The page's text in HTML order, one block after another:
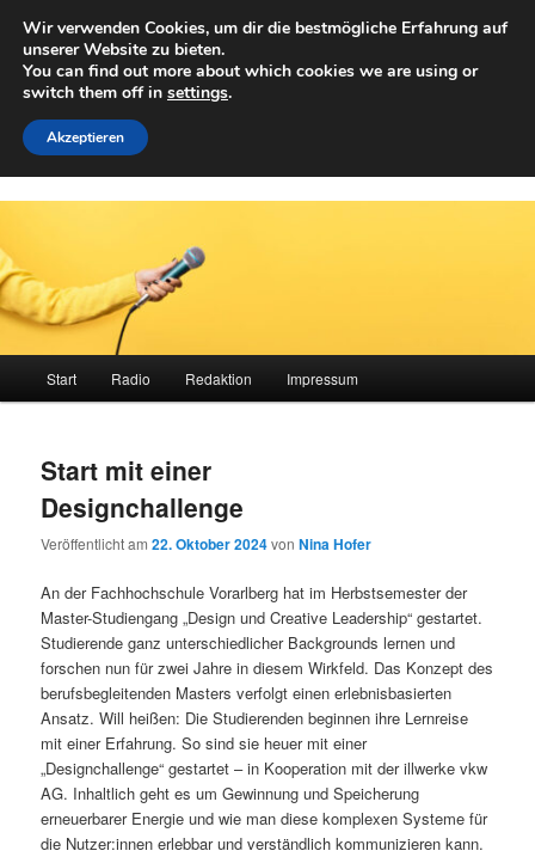
primären
Inhalt
springenAchwelle
Campus Medien der Fachhochschule Vorarlberg
Start Radio Redaktion Impressum
Start mit einer
Designchallenge
Veröffentlicht am22. Oktober 2024vonNina Hofer
An der Fachhochschule Vorarlberg hat im Herbstsemester der
Master-Studiengang „Design und Creative Leadership“ gestartet.
Studierende ganz unterschiedlicher Backgrounds lernen und
forschen nun für zwei Jahre in diesem Wirkfeld. Das Konzept des
berufsbegleitenden Masters verfolgt einen erlebnisbasierten
Ansatz. Will heißen: Die Studierenden beginnen ihre Lernreise
mit einer Erfahrung. So sind sie heuer mit einer
„Designchallenge“ gestartet – in Kooperation mit der illwerke vkw
AG. Inhaltlich geht es um Gewinnung und Speicherung
erneuerbarer Energie und wie man diese komplexen Systeme für
die Nutzer:innen erlebbar und verständlich kommunizieren kann.
Wir verwenden Cookies, um dir die bestmögliche Erfahrung auf
unserer Website zu bieten.
You can find out more about which cookies we are using or
switch them off in settings.
Akzeptieren